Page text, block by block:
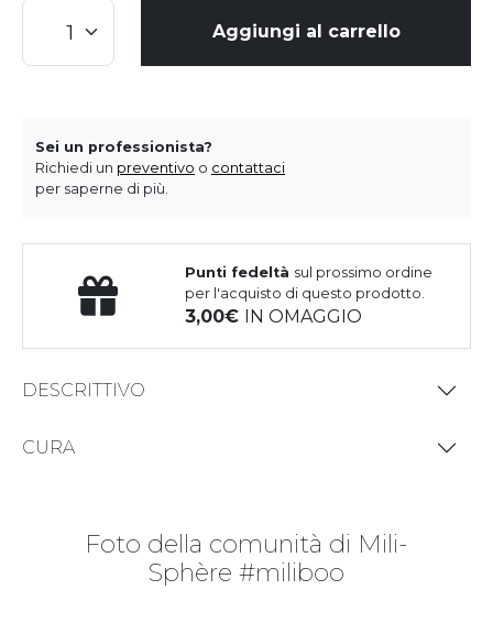
Aggiungi al carrello
Sei un professionista?
Richiedi un preventivo o contattaci
per saperne di più.
Punti fedeltà sul prossimo ordine
per l'acquisto di questo prodotto.
3,00 IN OMAGGIO
DESCRITTIVO
CURA
Foto della comunità di Mili-
Sphère #miliboo